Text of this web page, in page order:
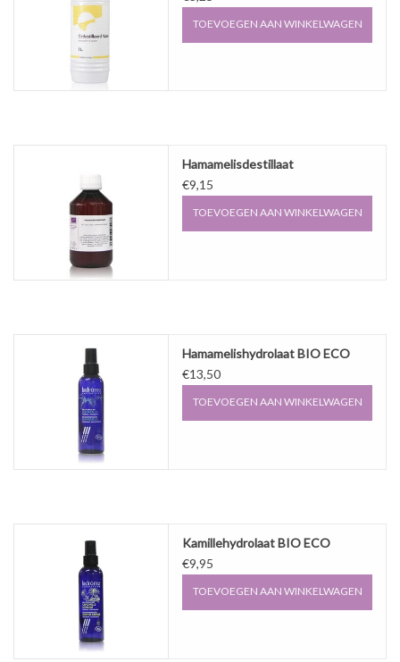
TOEVOEGEN AAN WINKELWAGEN
Hamamelisdestillaat
€9,15
TOEVOEGEN AAN WINKELWAGEN
Hamamelishydrolaat BIO ECO
€13,50
TOEVOEGEN AAN WINKELWAGEN
Kamillehydrolaat BIO ECO
€9,95
TOEVOEGEN AAN WINKELWAGEN